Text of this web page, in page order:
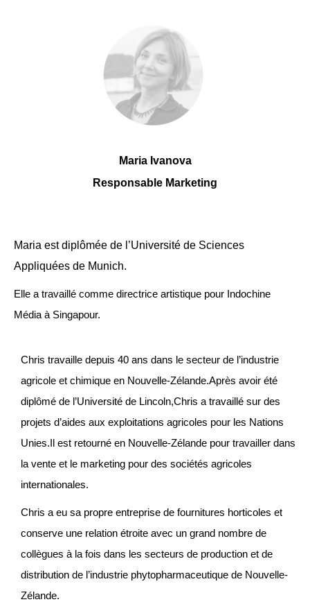
Maria Ivanova
Responsable Marketing
Maria est diplômée de l’Université de Sciences
Appliquées de Munich.
Elle a travaillé comme directrice artistique pour Indochine
Média à Singapour.
Chris travaille depuis 40 ans dans le secteur de l’industrie
agricole et chimique en Nouvelle-Zélande.Après avoir été
diplômé de l’Université de Lincoln,Chris a travaillé sur des
projets d’aides aux exploitations agricoles pour les Nations
Unies.Il est retourné en Nouvelle-Zélande pour travailler dans
la vente et le marketing pour des sociétés agricoles
internationales.
Chris a eu sa propre entreprise de fournitures horticoles et
conserve une relation étroite avec un grand nombre de
collègues à la fois dans les secteurs de production et de
distribution de l’industrie phytopharmaceutique de Nouvelle-
Zélande.